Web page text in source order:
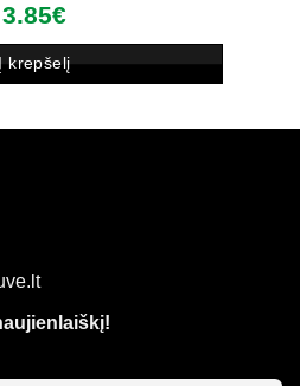
3.85€
krepšelį